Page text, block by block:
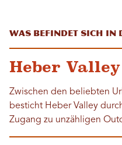
Was befindet sich in
Heber Valley
Zwischen den beliebten
besticht Heber Valley
Zugang zu unzähligen